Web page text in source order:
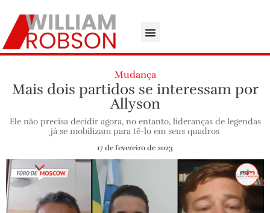
Mudança
Mais dois partidos se interessam por
Allyson
Ele não precisa decidir agora, no entanto, lideranças de legendas
já se mobilizam para tê-lo em seus quadros
17 de fevereiro de 2023